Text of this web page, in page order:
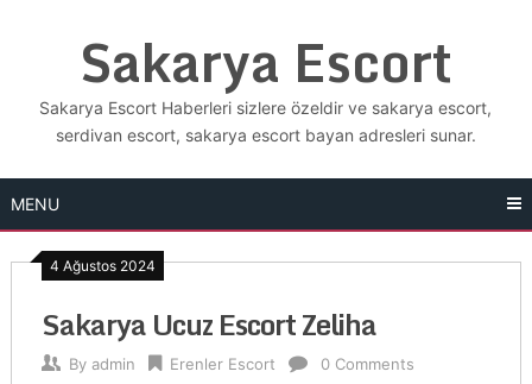
Sakarya Escort
Sakarya Escort Haberleri sizlere özeldir ve sakarya escort,
serdivan escort, sakarya escort bayan adresleri sunar.
MENU
4 Ağustos 2024
Sakarya Ucuz Escort Zeliha
By admin Erenler Escort 0 Comments